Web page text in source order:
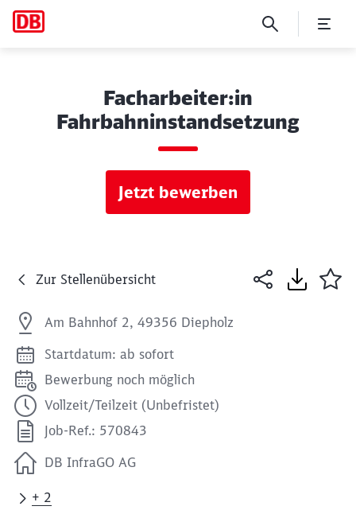
Facharbeiter:in
Fahrbahninstandsetzung
Jetzt bewerben
Zur Stellenübersicht
Am Bahnhof 2, 49356 Diepholz
Startdatum: ab sofort
Bewerbung noch möglich
Vollzeit/Teilzeit (Unbefristet)
Job-Ref.: 570843
DB InfraGO AG
+ 2